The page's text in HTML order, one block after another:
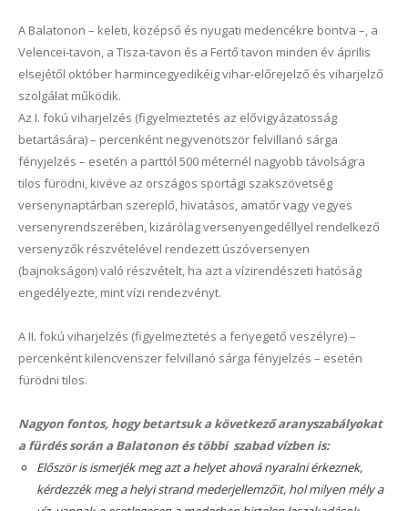
A Balatonon – keleti, középső és nyugati medencékre bontva –, a
Velencei-tavon, a Tisza-tavon és a Fertő tavon minden év április
elsejétől október harmincegyedikéig vihar-előrejelző és viharjelző
szolgálat működik.
Az I. fokú viharjelzés (figyelmeztetés az elővigyázatosság
betartására) – percenként negyvenötször felvillanó sárga
fényjelzés – esetén a parttól 500 méternél nagyobb távolságra
tilos fürödni, kivéve az országos sportági szakszövetség
versenynaptárban szereplő, hivatásos, amatőr vagy vegyes
versenyrendszerében, kizárólag versenyengedéllyel rendelkező
versenyzők részvételével rendezett úszóversenyen
(bajnokságon) való részvételt, ha azt a vízirendészeti hatóság
engedélyezte, mint vízi rendezvényt.
A II. fokú viharjelzés (figyelmeztetés a fenyegető veszélyre) –
percenként kilencvenszer felvillanó sárga fényjelzés – esetén
fürödni tilos.
Nagyon fontos, hogy betartsuk a következő aranyszabályokat
a fürdés során a Balatonon és többi szabad vízben is:
Először is ismerjék meg azt a helyet ahová nyaralni érkeznek,
kérdezzék meg a helyi strand mederjellemzőit, hol milyen mély a